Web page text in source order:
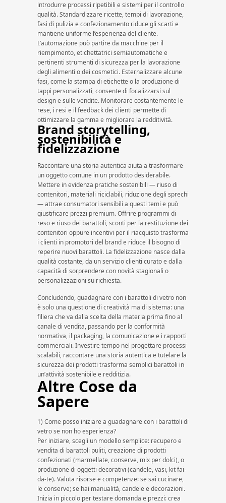
introdurre processi ripetibili e sistemi per il controllo
qualità. Standardizzare ricette, tempi di lavorazione,
fasi di pulizia e confezionamento riduce gli scarti e
mantiene uniforme l’esperienza del cliente.
L’automazione può partire da macchine per il
riempimento, etichettatrici semiautomatiche e
pertinenti strumenti di sicurezza per la lavorazione
degli alimenti o dei cosmetici. Esternalizzare alcune
fasi, come la stampa di etichette o la produzione di
tappi personalizzati, consente di focalizzarsi sul
design e sulle vendite. Monitorare costantemente le
rese, i resi e il feedback dei clienti permette di
ottimizzare la gamma e migliorare la redditività.
Brand storytelling,
sostenibilità e
fidelizzazione
Raccontare una storia autentica aiuta a trasformare
un oggetto comune in un prodotto desiderabile.
Mettere in evidenza pratiche sostenibili — riuso di
contenitori, materiali riciclabili, riduzione degli sprechi
— attrae consumatori sensibili a questi temi e può
giustificare prezzi premium. Offrire programmi di
reso e riuso dei barattoli, sconti per la restituzione dei
contenitori oppure incentivi per il riacquisto trasforma
i clienti in promotori del brand e riduce il bisogno di
reperire nuovi barattoli. La fidelizzazione nasce dalla
qualità costante, da un servizio clienti curato e dalla
capacità di sorprendere con novità stagionali o
personalizzazioni su richiesta.
Concludendo, guadagnare con i barattoli di vetro non
è solo una questione di creatività ma di sistema: una
filiera che va dalla scelta della materia prima fino al
canale di vendita, passando per la conformità
normativa, il packaging, la comunicazione e i rapporti
commerciali. Investire tempo nel progettare processi
scalabili, raccontare una storia autentica e tutelare la
sicurezza dei prodotti trasforma semplici barattoli in
un’attività sostenibile e redditizia.
Altre Cose da
Sapere
1) Come posso iniziare a guadagnare con i barattoli di
vetro se non ho esperienza?
Per iniziare, scegli un modello semplice: recupero e
vendita di barattoli puliti, creazione di prodotti
confezionati (marmellate, conserve, mix per dolci), o
produzione di oggetti decorativi (candele, vasi, kit fai-
da-te). Valuta risorse e competenze: se sai cucinare,
le conserve; se hai manualità, candele e decorazioni.
Inizia in piccolo per testare domanda e prezzi: crea